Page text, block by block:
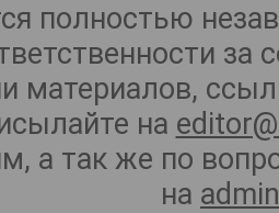
полностью
материалов,
на
а так же по
на